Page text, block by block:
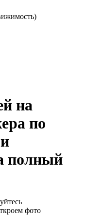
на
по
полный
фото